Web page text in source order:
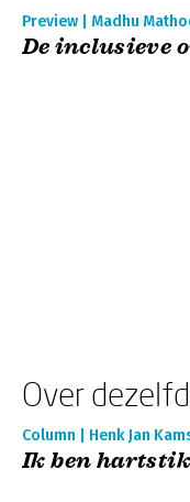
Preview | Madhu
De inclusieve
Over
Column | Henk Jan
Ik ben